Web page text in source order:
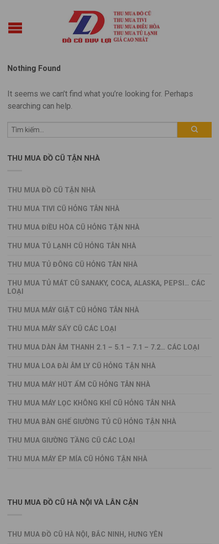
Nothing Found
It seems we can’t find what you’re looking for. Perhaps
searching can help.
THU MUA ĐỒ CŨ TẬN NHÀ
THU MUA ĐỒ CŨ TẬN NHÀ
THU MUA TIVI CŨ HỎNG TÂN NHÀ
THU MUA ĐIỀU HÒA CŨ HỎNG TẬN NHÀ
THU MUA TỦ LẠNH CŨ HỎNG TÂN NHÀ
THU MUA TỦ ĐÔNG CŨ HỎNG TÂN NHÀ
THU MUA TỦ MÁT CŨ SANAKY, COCA, ALASKA, PEPSI… CÁC
LOẠI
THU MUA MÁY GIẶT CŨ HỎNG TÂN NHÀ
THU MUA MÁY SẤY CŨ CÁC LOẠI
THU MUA DÀN ÂM THANH 2.1 – 5.1 – 7.1 – 7.2… CÁC LOẠI
THU MUA LOA ĐÀI ÂM LY CŨ HỎNG TẬN NHÀ
THU MUA MÁY HÚT ẨM CŨ HỎNG TÂN NHÀ
THU MUA MÁY LỌC KHÔNG KHÍ CŨ HỎNG TÂN NHÀ
THU MUA BÀN GHẾ GIƯỜNG TỦ CŨ HỎNG TẬN NHÀ
THU MUA GIƯỜNG TẦNG CŨ CÁC LOẠI
THU MUA MÁY ÉP MÍA CŨ HỎNG TẬN NHÀ
THU MUA ĐỒ CŨ HÀ NỘI VÀ LÂN CẬN
THU MUA ĐỒ CŨ HÀ NỘI, BẮC NINH, HƯNG YÊN